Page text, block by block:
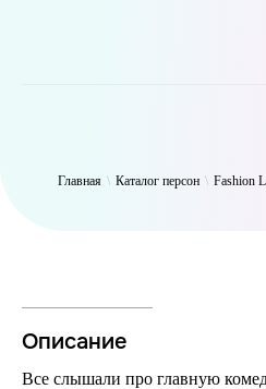
Главная \ Каталог персон \ Fashion
Описание
Все слышали про главную